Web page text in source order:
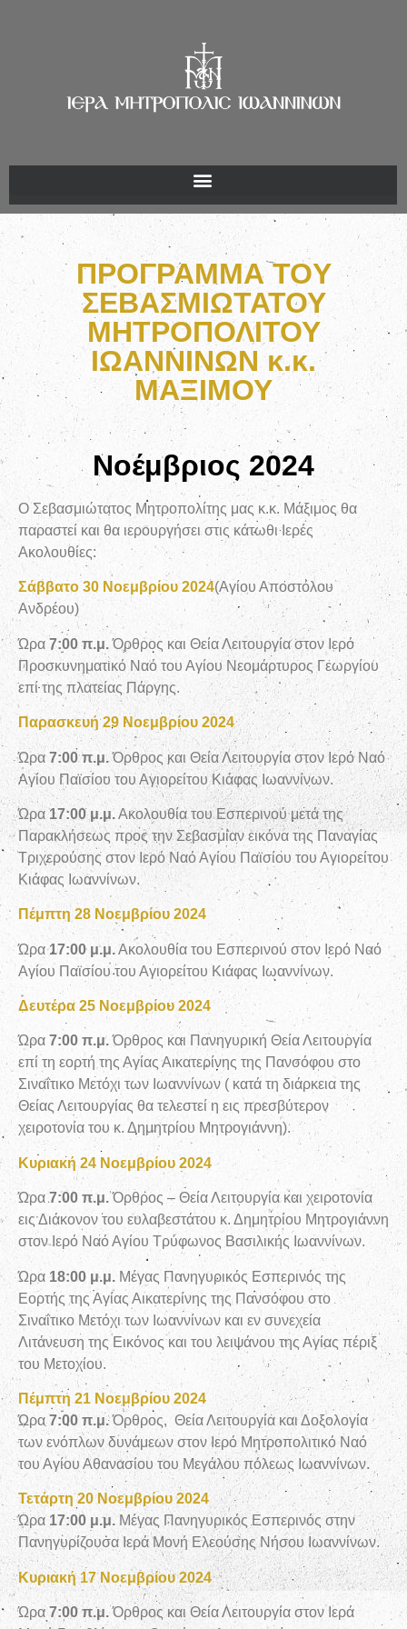
ΠΡΟΓΡΑΜΜΑ TOY
ΣΕΒΑΣΜΙΩΤΑΤΟΥ
ΜΗΤΡΟΠΟΛΙΤΟΥ
ΙΩΑΝΝΙΝΩΝ κ.κ.
ΜΑΞΙΜΟΥ
Νοέμβριος 2024
Ο Σεβασμιώτατος Μητροπολίτης μας κ.κ. Μάξιμος θα
παραστεί και θα ιερουργήσει στις κάτωθι Ιερές
Ακολουθίες:
Σάββατο 30 Νοεμβρίου 2024(Αγίου Αποστόλου
Ανδρέου)
Ώρα 7:00 π.μ.Όρθρος και Θεία Λειτουργία στον Ιερό
Προσκυνηματικό Ναό του Αγίου Νεομάρτυρος Γεωργίου
επί της πλατείας Πάργης.
Παρασκευή 29 Νοεμβρίου 2024
Ώρα 7:00 π.μ.Όρθρος και Θεία Λειτουργία στον Ιερό Ναό
Αγίου Παϊσίου του Αγιορείτου Κιάφας Ιωαννίνων.
Ώρα17:00 μ.μ.Ακολουθία του Εσπερινού μετά της
Παρακλήσεως προς την Σεβασμίαν εικόνα της Παναγίας
Τριχερούσης στον Ιερό Ναό Αγίου Παϊσίου του Αγιορείτου
Κιάφας Ιωαννίνων.
Πέμπτη 28 Νοεμβρίου 2024
Ώρα17:00 μ.μ.Ακολουθία του Εσπερινού στον Ιερό Ναό
Αγίου Παϊσίου του Αγιορείτου Κιάφας Ιωαννίνων.
Δευτέρα 25 Νοεμβρίου 2024
Ώρα 7:00 π.μ.Όρθρος και Πανηγυρική Θεία Λειτουργία
επί τη εορτή της Αγίας Αικατερίνης της Πανσόφου στο
Σιναΐτικο Μετόχι των Ιωαννίνων ( κατά τη διάρκεια της
Θείας Λειτουργίας θα τελεστεί η εις πρεσβύτερον
χειροτονία του κ. Δημητρίου Μητρογιάννη).
Κυριακή 24 Νοεμβρίου 2024
Ώρα7:00 π.μ.Όρθρος – Θεία Λειτουργία και χειροτονία
εις Διάκονον του ευλαβεστάτου κ. Δημητρίου Μητρογιάννη
στον Ιερό Ναό Αγίου Τρύφωνος Βασιλικής Ιωαννίνων.
Ώρα 18:00 μ.μ. Μέγας Πανηγυρικός Εσπερινός της
Εορτής της Αγίας Αικατερίνης της Πανσόφου στο
Σιναΐτικο Μετόχι των Ιωαννίνων και εν συνεχεία
Λιτάνευση της Εικόνος και του λειψάνου της Αγίας πέριξ
του Μετοχίου.
Πέμπτη 21 Νοεμβρίου 2024
Ώρα7:00 π.μ.Όρθρος, Θεία Λειτουργία και Δοξολογία
των ενόπλων δυνάμεων στον Ιερό Μητροπολιτικό Ναό
του Αγίου Αθανασίου του Μεγάλου πόλεως Ιωαννίνων.
Τετάρτη 20 Νοεμβρίου 2024
Ώρα 17:00 μ.μ.Μέγας Πανηγυρικός Εσπερινός στην
Πανηγυρίζουσα Ιερά Μονή Ελεούσης Νήσου Ιωαννίνων.
Κυριακή 17 Νοεμβρίου 2024
Ώρα 7:00 π.μ.Όρθρος και Θεία Λειτουργία στον Ιερά